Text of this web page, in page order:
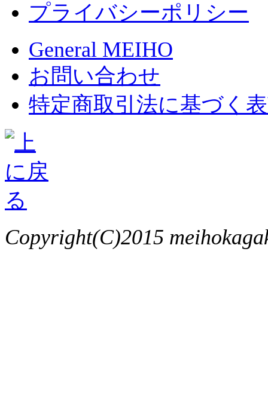
プライバシーポリシー
General MEIHO
お問い合わせ
特定商取引法に基づく
Copyright(C)2015